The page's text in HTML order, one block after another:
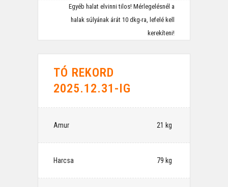
Egyéb halat elvinni tilos! Mérlegelésnél a
halak súlyának árát 10 dkg-ra, lefelé kell
kerekíteni!
TÓ REKORD
2025.12.31-IG
Amur ⠀21 kg
Harcsa ⠀79 kg